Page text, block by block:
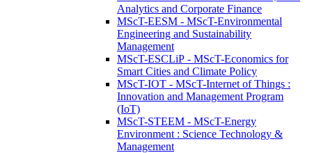
Analytics and Corporate Finance
MScT-EESM - MScT-Environmental
Engineering and Sustainability
Management
MScT-ESCLiP - MScT-Economics for
Smart Cities and Climate Policy
MScT-IOT - MScT-Internet of Things :
Innovation and Management Program
(IoT)
MScT-STEEM - MScT-Energy
Environment : Science Technology &
Management